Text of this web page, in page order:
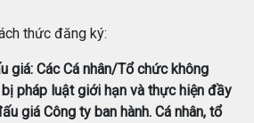
thức đăng ký:
giá: Các Cá nhân/Tổ chức không
pháp luật giới hạn và thực hiện đầy
giá Công ty ban hành. Cá nhân, tổ